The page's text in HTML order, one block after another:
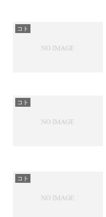
コト
コト
コト